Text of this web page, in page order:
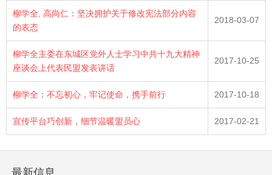
柳学全, 高尚仁：坚决拥护关于修改宪法部分内容
的表态
2018-03-07
柳学全主委在东城区党外人士学习中共十九大精神
座谈会上代表民盟发表讲话
2017-10-25
柳学全：不忘初心，牢记使命，携手前行 2017-10-18
宣传平台巧创新，细节温暖盟员心 2017-02-21
最新信息